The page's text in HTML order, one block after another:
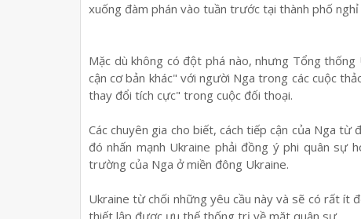
xuống đàm phán vào tuần trước tại thành phố
Mặc dù không có đột phá nào, nhưng Tổng
cận cơ bản khác" với người Nga trong các cuộc
thay đổi tích cực" trong cuộc đối thoại.
Các chuyên gia cho biết, cách tiếp cận của Nga
đó nhấn mạnh Ukraine phải đồng ý phi quân sự
trường của Nga ở miền đông Ukraine.
Ukraine từ chối những yêu cầu này và sẽ có rất ít
thiết lập được ưu thế thống trị về mặt quân sự.